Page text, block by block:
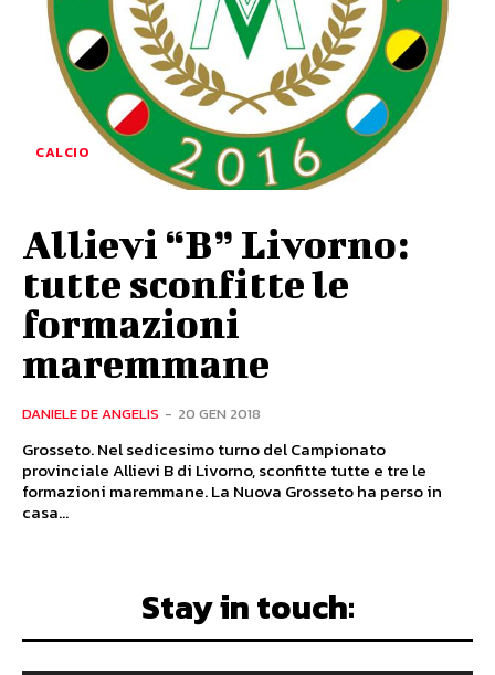
CALCIO
Allievi “B” Livorno:
tutte sconfitte le
formazioni
maremmane
DANIELE DE ANGELIS - 20 GEN 2018
Grosseto. Nel sedicesimo turno del Campionato
provinciale Allievi B di Livorno, sconfitte tutte e tre le
formazioni maremmane. La Nuova Grosseto ha perso in
casa...
Stay in touch: